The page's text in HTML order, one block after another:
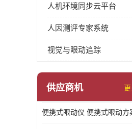
人机环境同步云平台
人因测评专家系统
视觉与眼动追踪
供应商机
便携式眼动仪 便携式眼动方